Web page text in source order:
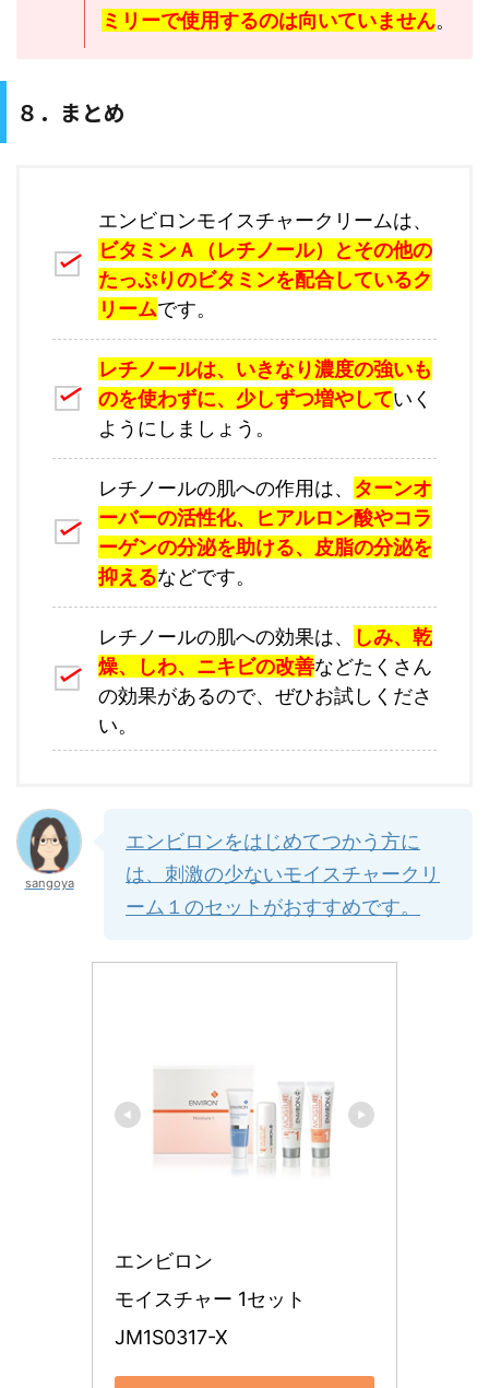
ミリーで使用するのは向いていません。
８．まとめ
エンビロンモイスチャークリームは、
ビタミンＡ（レチノール）とその他の
たっぷりのビタミンを配合しているク
リームです。
レチノールは、いきなり濃度の強いも
のを使わずに、少しずつ増やしていく
ようにしましょう。
レチノールの肌への作用は、 ターンオ
ーバーの活性化、ヒアルロン酸やコラ
ーゲンの分泌を助ける、皮脂の分泌を
抑えるなどです。
レチノールの肌への効果は、
しみ、乾
燥、しわ、ニキビの改善などたくさん
の効果があるので、ぜひお試しくださ
い。
sangoya
エンビロンをはじめてつかう方に
は、刺激の少ないモイスチャークリ
ーム１のセットがおすすめです。
エンビロン
モイスチャー 1セット
JM1S0317-X